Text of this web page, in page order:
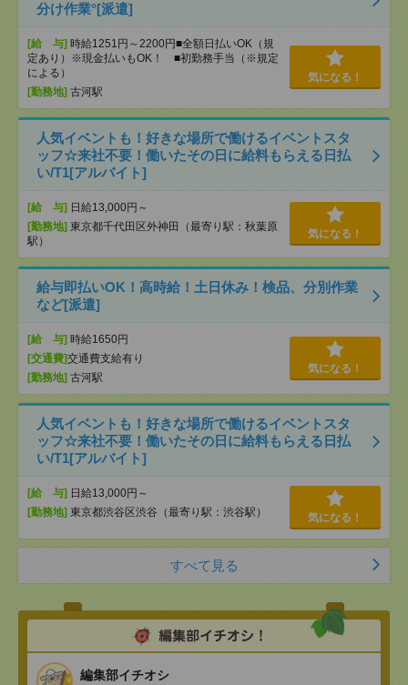
分け作業°[派遣]
[給 与] 時給1251円～2200円■全額日払いOK（規
定あり）※現金払いもOK！ ■初勤務手当（※規定
による）
[勤務地] 古河駅
気になる！
人気イベントも！好きな場所で働けるイベントスタ
ッフ☆来社不要！働いたその日に給料もらえる日払
い/T1[アルバイト]
[給 与] 日給13,000円～
[勤務地] 東京都千代田区外神田（最寄り駅：秋葉原
駅）
気になる！
給与即払いOK！高時給！土日休み！検品、分別作業
など[派遣]
[給 与] 時給1650円
[交通費]交通費支給有り
[勤務地] 古河駅
気になる！
人気イベントも！好きな場所で働けるイベントスタ
ッフ☆来社不要！働いたその日に給料もらえる日払
い/T1[アルバイト]
[給 与] 日給13,000円～
[勤務地] 東京都渋谷区渋谷（最寄り駅：渋谷駅） 気になる！
すべて見る
編集部イチオシ